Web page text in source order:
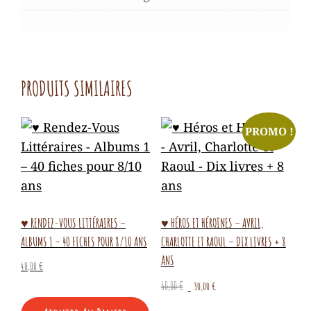
PRODUITS SIMILAIRES
♥ RENDEZ-VOUS LITTÉRAIRES –
ALBUMS 1 – 40 FICHES POUR 8/10 ANS
40,00 €
PROMO !
♥ HÉROS ET HÉROÏNES – AVRIL,
CHARLOTTE ET RAOUL – DIX LIVRES + 8
ANS
60,00€
Le
30,00€